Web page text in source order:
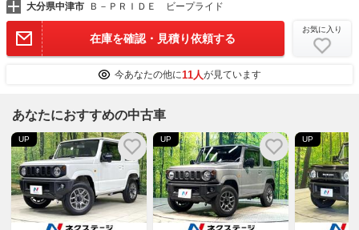
大分県中津市 Ｂ－ＰＲＩＤＥ ビープライド
在庫を確認・見積り依頼する
お気に入り
今あなたの他に11人が見ています
あなたにおすすめの中古車
UP UP UP